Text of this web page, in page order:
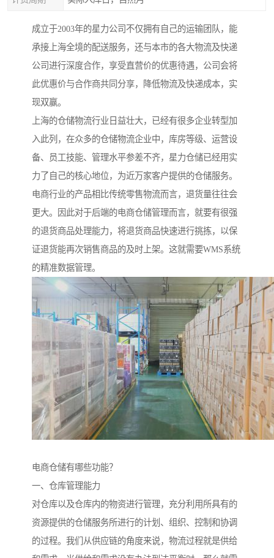
成立于2003年的星力公司不仅拥有自己的运输团队，能
承接上海全境的配送服务，还与本市的各大物流及快递
公司进行深度合作，享受直营价的优惠待遇，公司会将
此优惠价与合作商共同分享，降低物流及快递成本，实
现双赢。
上海的仓储物流行业日益壮大，已经有很多企业转型加
入此列，在众多的仓储物流企业中，库房等级、运营设
备、员工技能、管理水平参差不齐，星力仓储已经用实
力了自己的核心地位，为近万家客户提供的仓储服务。
电商行业的产品相比传统零售物流而言，退货量往往会
更大。因此对于后端的电商仓储管理而言，就要有很强
的退货商品处理能力，将退货商品快速进行挑拣，以保
证退货能再次销售商品的及时上架。这就需要WMS系统
的精准数据管理。
电商仓储有哪些功能？
一、仓库管理能力
对仓库以及仓库内的物资进行管理，充分利用所具有的
资源提供的仓储服务所进行的计划、组织、控制和协调
的过程。我们从供应链的角度来说，物流过程就是供给